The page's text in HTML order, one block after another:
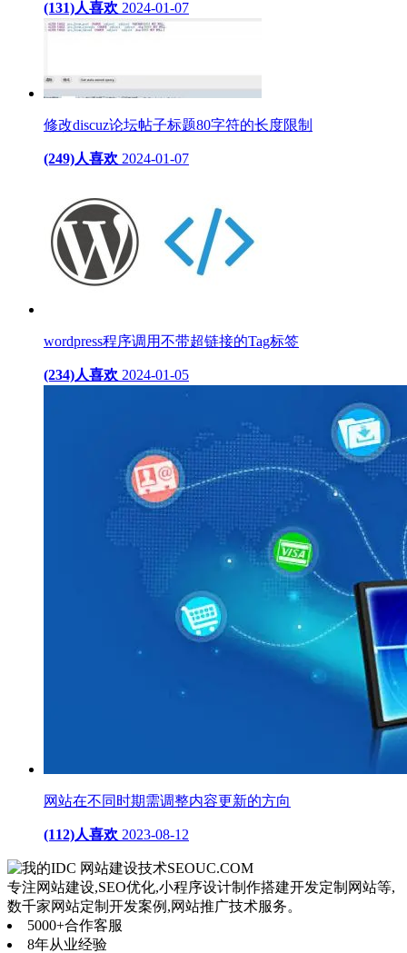
(131)人喜欢 2024-01-07
修改discuz论坛帖子标题80字符的长度限制
(249)人喜欢 2024-01-07
wordpress程序调用不带超链接的Tag标签
(234)人喜欢 2024-01-05
网站在不同时期需调整内容更新的方向
(112)人喜欢 2023-08-12
网站建设技术SEOUC.COM
专注网站建设,SEO优化,小程序设计制作搭建开发定制网站等,
数千家网站定制开发案例,网站推广技术服务。
5000+合作客服
8年从业经验